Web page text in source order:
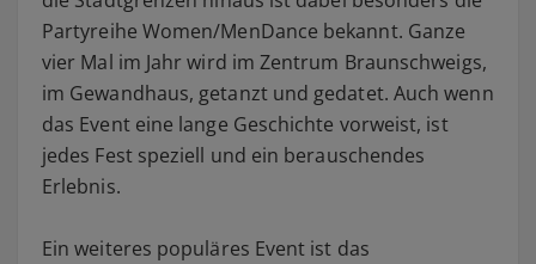
Partyreihe Women/MenDance bekannt. Ganze
vier Mal im Jahr wird im Zentrum Braunschweigs,
im Gewandhaus, getanzt und gedatet. Auch wenn
das Event eine lange Geschichte vorweist, ist
jedes Fest speziell und ein berauschendes
Erlebnis.
Ein weiteres populäres Event ist das